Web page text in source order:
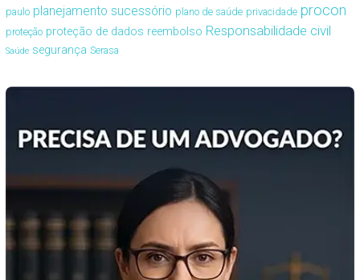
paulo planejamento sucessório plano de saúde privacidade procon
proteção proteção de dados reembolso Responsabilidade civil
Saúde segurança Serasa